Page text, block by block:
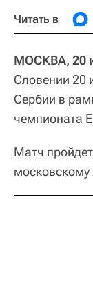
Читать в
МОСКВА, 20
Словении 20
Сербии в
чемпионата
Матч